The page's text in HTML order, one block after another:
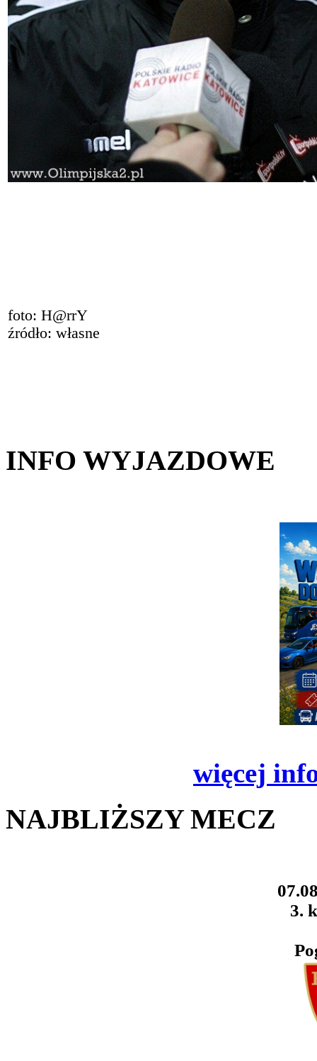
foto: H@rrY
źródło: własne
INFO WYJAZDOWE
więcej
NAJBLIŻSZY MECZ
3.